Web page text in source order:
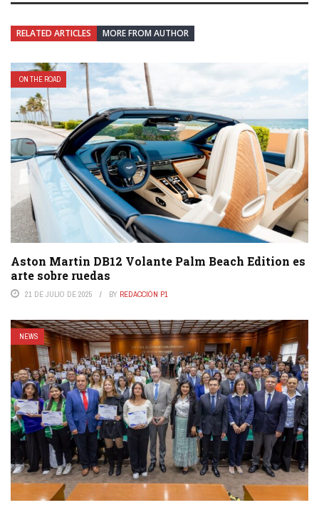
RELATED ARTICLES MORE FROM AUTHOR
ON THE ROAD
Aston Martin DB12 Volante Palm Beach Edition es
arte sobre ruedas
21 DE JULIO DE 2025 BY REDACCIÓN P1
NEWS